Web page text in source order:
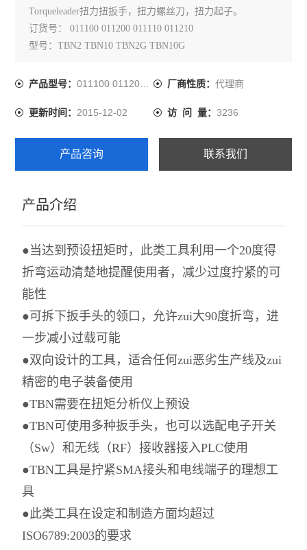
Torqueleader扭力扭扳手，扭力螺丝刀，扭力起子。
订货号： 011100 011200 011110 011210
型号：TBN2 TBN10 TBN2G TBN10G
产品型号：011100 011200 011110 011210 厂商性质： 代理商
更新时间：2015-12-02 访 问 量： 3236
产品咨询 联系我们
产品介绍
●当达到预设扭矩时，此类工具利用一个20度得
折弯运动清楚地提醒使用者，减少过度拧紧的可
能性
●可拆下扳手头的领口，允许zui大90度折弯，进
一步减小过载可能
●双向设计的工具，适合任何zui恶劣生产线及zui
精密的电子装备使用
●TBN需要在扭矩分析仪上预设
●TBN可使用多种扳手头，也可以选配电子开关
（Sw）和无线（RF）接收器接入PLC使用
●TBN工具是拧紧SMA接头和电线端子的理想工
具
●此类工具在设定和制造方面均超过
ISO6789:2003的要求